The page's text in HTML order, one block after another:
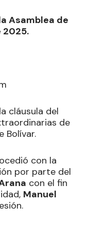
Asamblea de
2025.
cláusula del
de
Bolívar.
con la
por parte del
con el fin
Manuel